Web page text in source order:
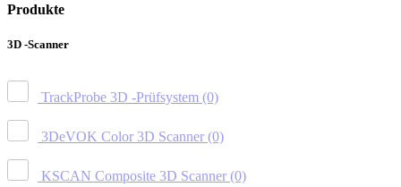
Produkte
3D -Scanner
TrackProbe 3D -Prüfsystem (0)
3DeVOK Color 3D Scanner (0)
KSCAN Composite 3D Scanner (0)